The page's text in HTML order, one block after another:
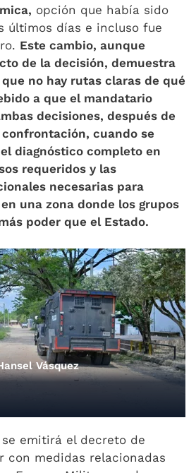
opción que había sido
últimos días e incluso fue
Este cambio, aunque
de la decisión, demuestra
no hay rutas claras de qué
a que el mandatario
decisiones, después de
cuando se
diagnóstico completo en
requeridos y las
necesarias para
una zona donde los grupos
poder que el Estado.
Vásquez
emitirá el decreto de
con medidas relacionadas